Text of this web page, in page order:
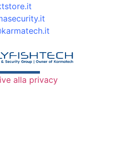
alla privacy